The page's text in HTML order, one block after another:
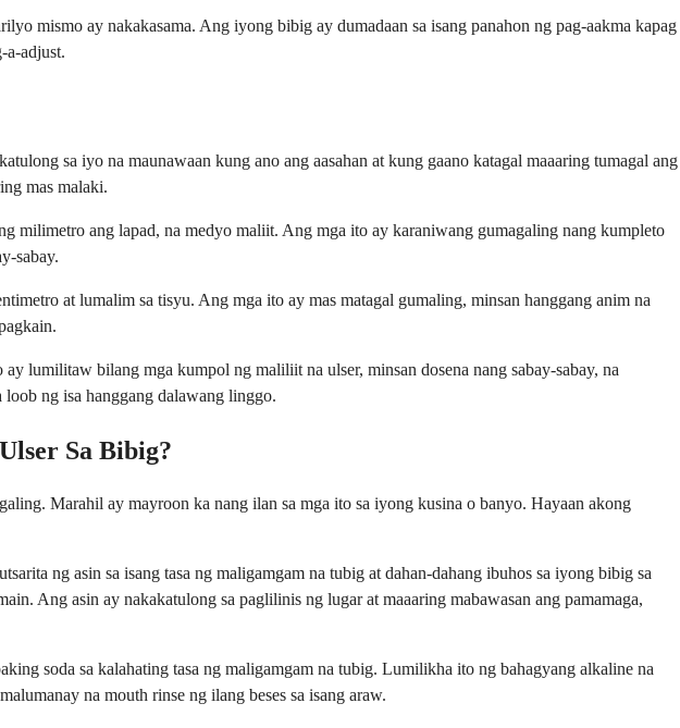
mismo ay nakakasama. Ang iyong bibig ay dumadaan sa isang panahon ng pag-aakma kapag
a-adjust.
sa iyo na maunawaan kung ano ang aasahan at kung gaano katagal maaaring tumagal ang
mas malaki.
milimetro ang lapad, na medyo maliit. Ang mga ito ay karaniwang gumagaling nang kumpleto
sabay.
at lumalim sa tisyu. Ang mga ito ay mas matagal gumaling, minsan hanggang anim na
lumilitaw bilang mga kumpol ng maliliit na ulser, minsan dosena nang sabay-sabay, na
ng isa hanggang dalawang linggo.
Sa Bibig?
Marahil ay mayroon ka nang ilan sa mga ito sa iyong kusina o banyo. Hayaan akong
ng asin sa isang tasa ng maligamgam na tubig at dahan-dahang ibuhos sa iyong bibig sa
Ang asin ay nakakatulong sa paglilinis ng lugar at maaaring mabawasan ang pamamaga,
soda sa kalahating tasa ng maligamgam na tubig. Lumilikha ito ng bahagyang alkaline na
na mouth rinse ng ilang beses sa isang araw.